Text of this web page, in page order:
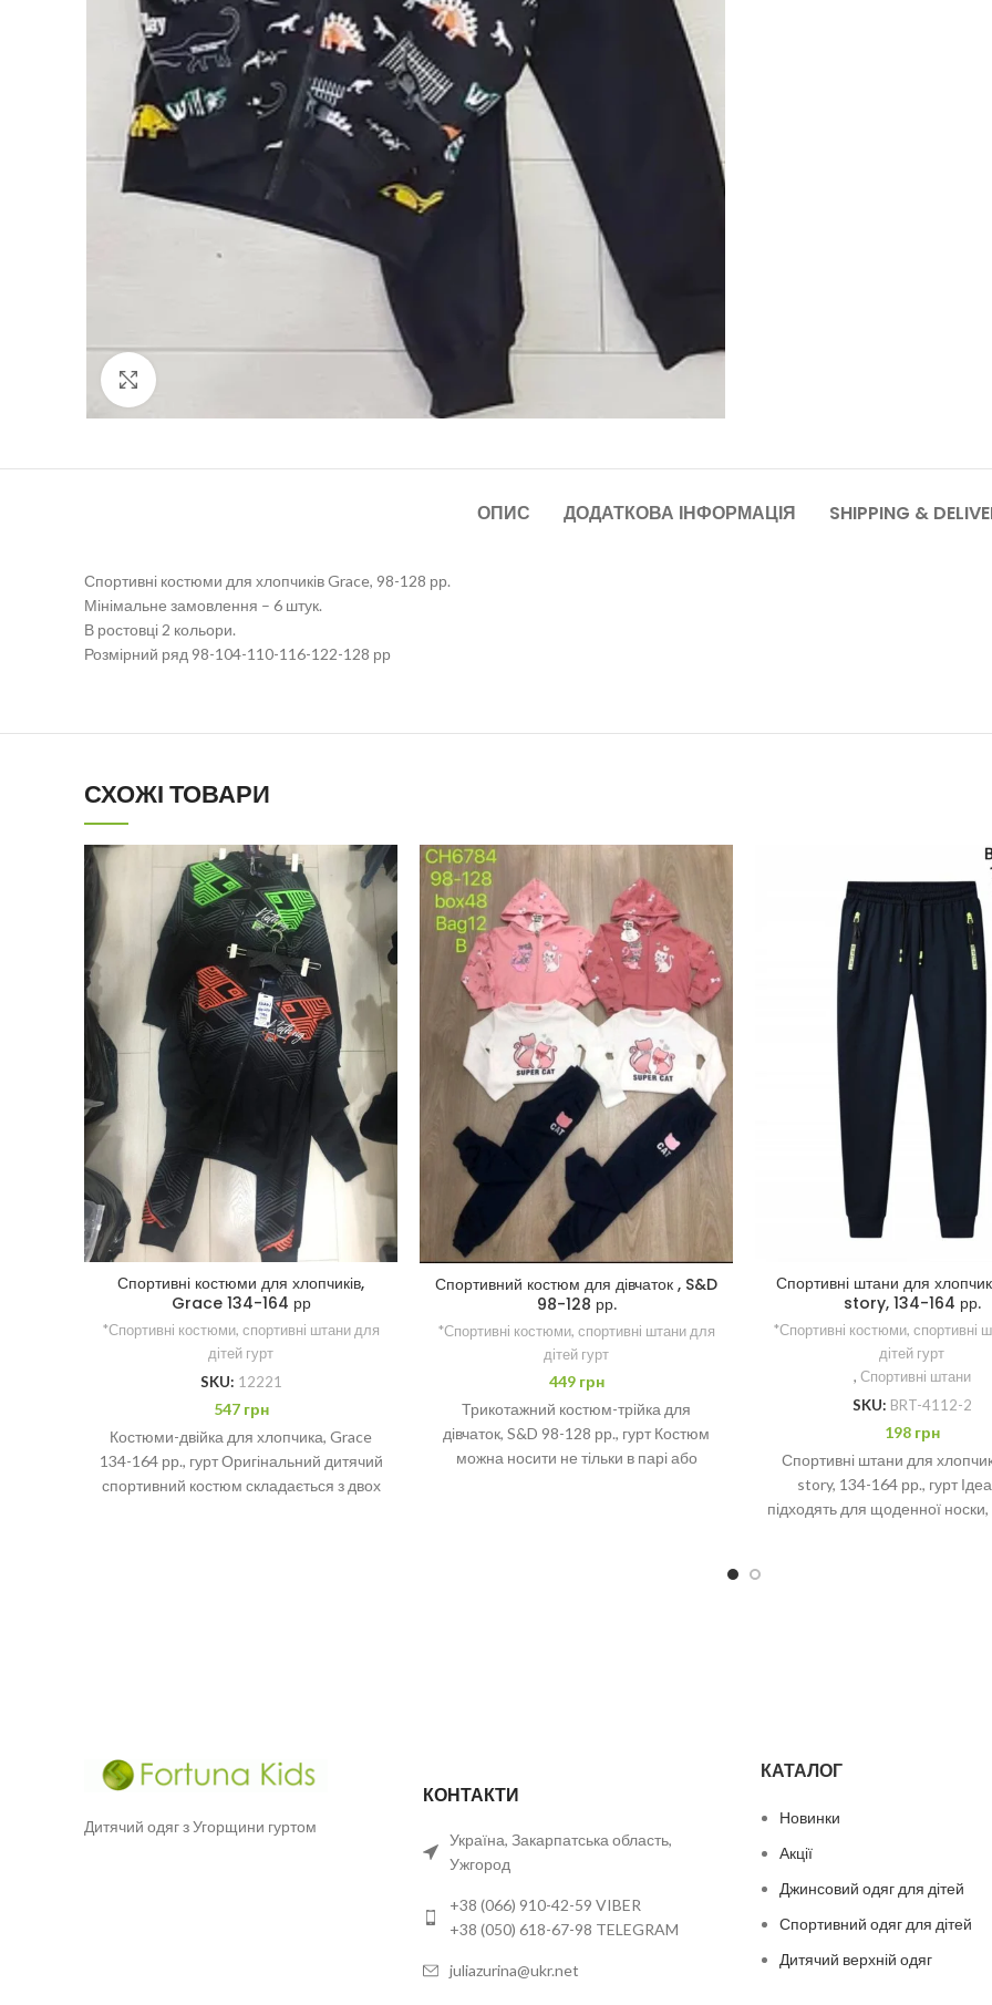
ОПИС ДОДАТКОВА ІНФОРМАЦІЯ SHIPPING &
Спортивні костюми для хлопчиків Grace, 98-128 рр.
Мінімальне замовлення – 6 штук.
В ростовці 2 кольори.
Розмірний ряд 98-104-110-116-122-128 рр
СХОЖІ ТОВАРИ
Спортивні костюми для хлопчиків,
Grace 134-164 рр
*Спортивні костюми, спортивні штани для
дітей гурт
SKU: 12221
547 грн
Костюми-двійка для хлопчика, Grace
134-164 рр., гурт Оригінальний дитячий
спортивний костюм складається з двох
Спортивний костюм для дівчаток , S&D
98-128 рр.
*Спортивні костюми, спортивні штани для
дітей гурт
449 грн
Трикотажний костюм-трійка для
дівчаток, S&D 98-128 рр., гурт Костюм
можна носити не тільки в парі або
Спортивні штани для
story, 134-164 рр.
*Спортивні костюми, спортивні
дітей гурт
, Спортивні штани
SKU: BRT-4112-2
198 грн
Спортивні штани для
story, 134-164 рр., гурт
підходять для щоденної носки,
Дитячий одяг з Угорщини гуртом
КОНТАКТИ
Україна, Закарпатська область,
Ужгород
+38 (066) 910-42-59 VIBER
+38 (050) 618-67-98 TELEGRAM
juliazurina@ukr.net
КАТАЛОГ
Новинки
Акції
Джинсовий одяг для дітей
Спортивний одяг для дітей
Дитячий верхній одяг